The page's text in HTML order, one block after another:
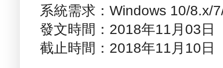
系統需求：Windows 10/8.x/
發文時間：2018年11月03日
截止時間：2018年11月10日